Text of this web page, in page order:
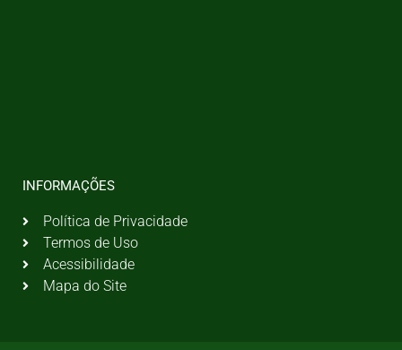
INFORMAÇÕES
Política de Privacidade
Termos de Uso
Acessibilidade
Mapa do Site